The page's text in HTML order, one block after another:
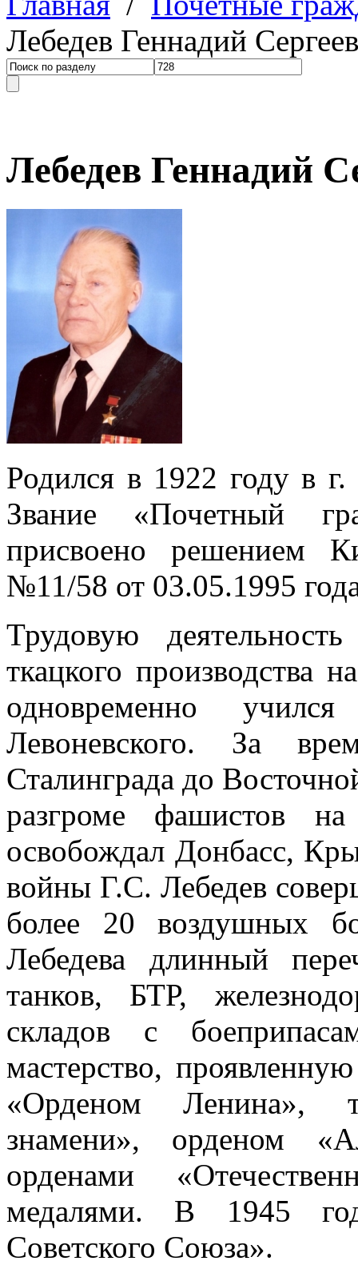
Лебедев Геннадий
Лебедев Геннадий
Родился в 1922 году в
Звание «Почетный
присвоено решением
№11/58 от 03.05.1995
Трудовую
ткацкого производства
одновременно
Левоневского. За
Сталинграда до
разгроме фашистов
освобождал Донбасс,
войны Г.С. Лебедев
более 20 воздушных
Лебедева длинный
танков, БТР,
складов с
мастерство,
«Орденом Ленина»,
знамени», орденом
орденами
медалями. В 1945
Советского Союза».